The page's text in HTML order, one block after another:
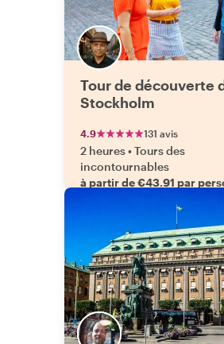
Tour de découverte
Stockholm
4.9 131 avis
2 heures•Tours des
incontournables
à partir de €43.91 par